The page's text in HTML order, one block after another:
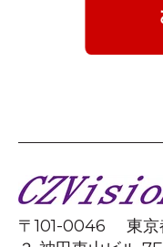
〒101-0046 東京